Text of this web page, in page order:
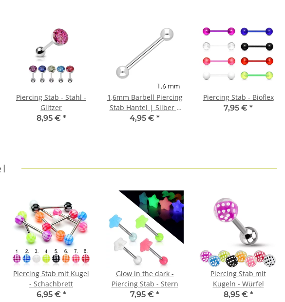
Piercing Stab - Stahl -
Glitzer
8,95 € *
1,6mm Barbell Piercing
Stab Hantel | Silber |
Chirurgenstahl | 5mm-
4,95 € *
Piercing Stab - Bioflex
7,95 € *
Piercing Stab mit Kugel
- Schachbrett
6,95 € *
Glow in the dark -
Piercing Stab - Stern
7,95 € *
Piercing Stab mit
Kugeln - Würfel
8,95 € *